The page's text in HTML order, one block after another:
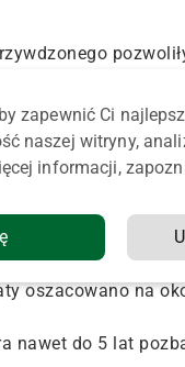
materiału,
popełnienia
bramy
– relacjonuje
oszacowano na
nawet do 5 lat
zapewnić Ci
naszej witryny,
informacji,